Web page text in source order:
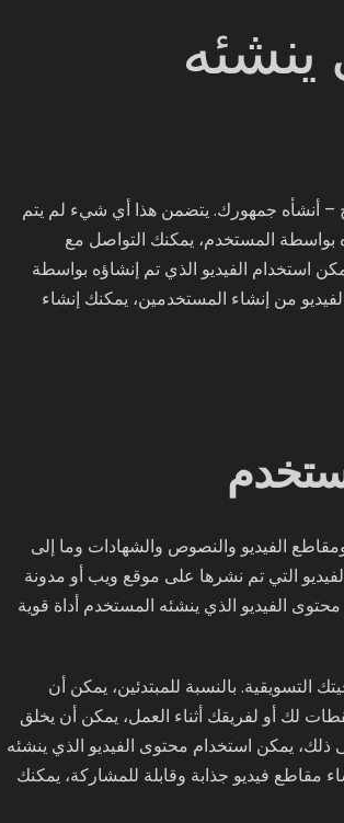
ينشئه
– أنشأه جمهورك. يتضمن هذا أي شيء لم يتم
بواسطة المستخدم، يمكنك التواصل مع
الفيديو الذي تم إنشاؤه بواسطة
من إنشاء المستخدمين، يمكنك إنشاء
الفيديو والنصوص والشهادات وما إلى
التي تم نشرها على موقع ويب أو مدونة
الفيديو الذي ينشئه المستخدم أداة قوية
التسويقية. بالنسبة للمبتدئين، يمكن أن
لك أو لفريقك أثناء العمل، يمكن أن يخلق
ذلك، يمكن استخدام محتوى الفيديو الذي ينشئه
مقاطع فيديو جذابة وقابلة للمشاركة، يمكنك